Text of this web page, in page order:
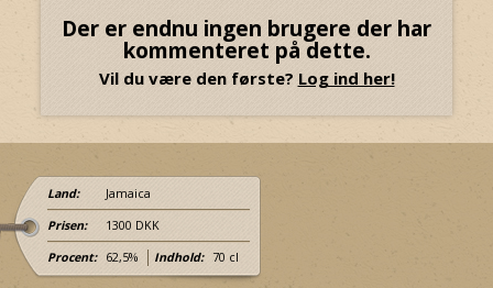
Der er endnu ingen brugere der har
kommenteret på dette.
Vil du være den første? Log ind her!
Land: Jamaica
Prisen: 1300 DKK
Procent: 62,5% Indhold: 70 cl